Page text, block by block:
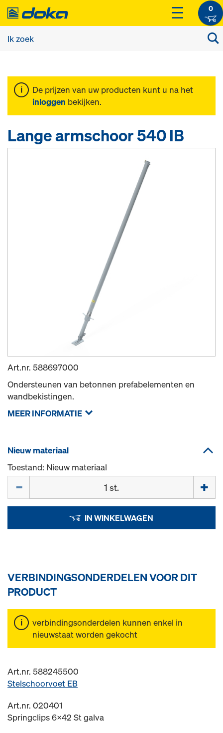
0
De prijzen van uw producten kunt u na het
inloggen bekijken.
Lange armschoor 540 IB
Art.nr. 588697000
Ondersteunen van betonnen prefabelementen en
wandbekistingen.
MEER INFORMATIE
Nieuw materiaal
Toestand: Nieuw materiaal
IN WINKELWAGEN
VERBINDINGSONDERDELEN VOOR DIT
PRODUCT
verbindingsonderdelen kunnen enkel in
nieuwstaat worden gekocht
Art.nr. 588245500
Stelschoorvoet EB
Art.nr. 020401
Springclips 6x42 St galva